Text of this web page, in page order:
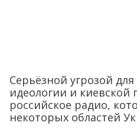
Серьёзной угрозой
идеологии и киевской
российское радио,
некоторых областей